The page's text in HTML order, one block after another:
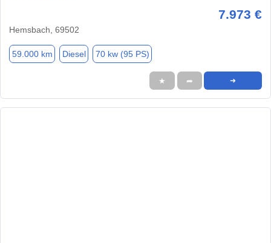
7.973 €
Hemsbach, 69502
59.000 km Diesel 70 kw (95 PS)
★ ➦ ➜